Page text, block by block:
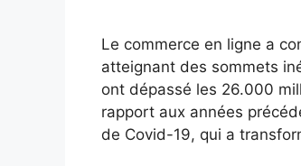
Le commerce en ligne a
atteignant des sommets
ont dépassé les 26.000
rapport aux années
de Covid-19, qui a